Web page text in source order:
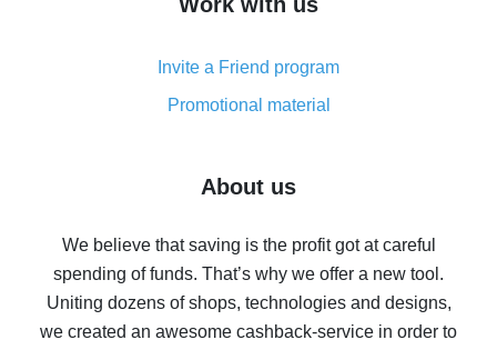
simple methods
8% cash back on AliExpress - saving real money is a
real thing
Five ways to get the most cash back on AliExpress
back
10% cash back on AliExpress - the impossible is
possible
The best cash back on AliExpress - how to find it
Invite a Friend program
Promotional material
About us
We believe that saving is the profit got at careful
spending of funds. That’s why we offer a new tool.
Uniting dozens of shops, technologies and designs,
we created an awesome cashback-service in order to